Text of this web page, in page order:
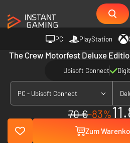
PC PlayStation
The Crew Motorfest Deluxe
Ubisoft Connect
PC - Ubisoft Connect
70 €-83%
Zum